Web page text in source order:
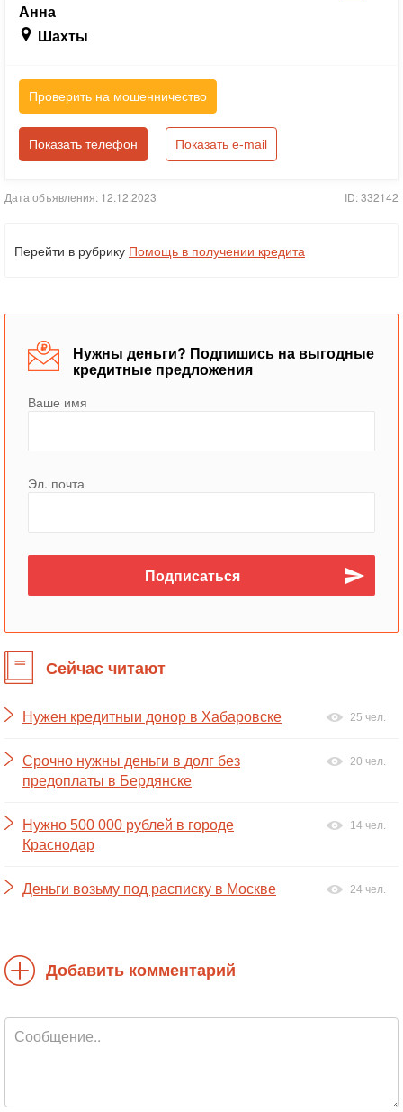
Анна
Шахты
Проверить на мошенничество
Показать телефон Показать e-mail
Дата объявления: 12.12.2023 ID: 332142
Перейти в рубрику Помощь в получении кредита
Нужны деньги? Подпишись на выгодные
кредитные предложения
Ваше имя
Эл. почта
Сейчас читают
Нужен кредитныи донор в Хабаровске 25 чел.
Срочно нужны деньги в долг без
предоплаты в Бердянске
20 чел.
Нужно 500 000 рублей в городе
Краснодар
14 чел.
Деньги возьму под расписку в Москве 24 чел.
Добавить комментарий